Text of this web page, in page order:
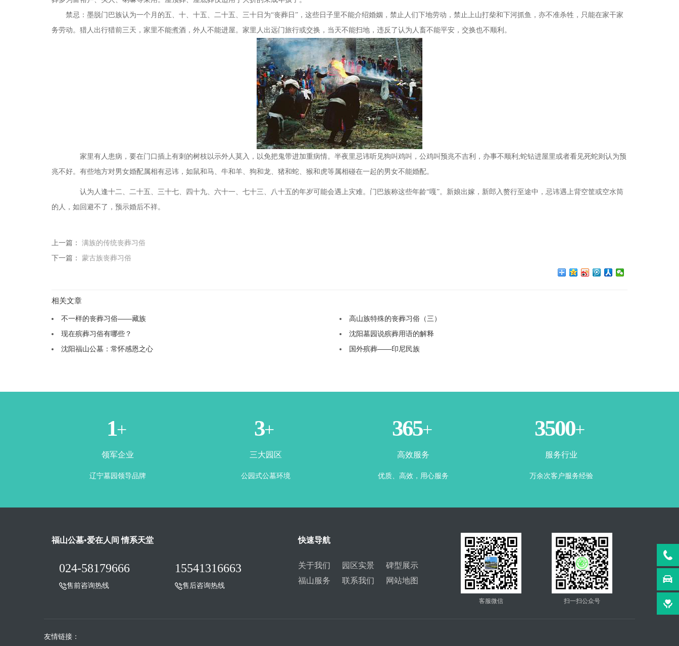
禁忌：墨脱门巴族认为一个月的五、十、十五、二十五、三十日为“丧葬日”，这些日子里不能介绍婚姻，禁止人们下地劳动，禁止上山打柴和下河抓鱼，亦不准杀牲，只能在家干家
务劳动。猎人出行猎前三天，家里不能煮酒，外人不能进屋。家里人出远门旅行或交换，当天不能扫地，违反了认为人畜不能平安，交换也不顺利。
家里有人患病，要在门口插上有刺的树枝以示外人莫入，以免把鬼带进加重病情。半夜里忌讳听见狗叫鸡叫，公鸡叫预兆不吉利，办事不顺利;蛇钻进屋里或者看见死蛇则认为预
兆不好。有些地方对男女婚配属相有忌讳，如鼠和马、牛和羊、狗和龙、猪和蛇、猴和虎等属相碰在一起的男女不能婚配。
认为人逢十二、二十五、三十七、四十九、六十一、七十三、八十五的年岁可能会遇上灾难。门巴族称这些年龄“嘎”。新娘出嫁，新郎入赘行至途中，忌讳遇上背空筐或空水筒
的人，如回避不了，预示婚后不祥。
上一篇： 满族的传统丧葬习俗
下一篇： 蒙古族丧葬习俗
相关文章
不一样的丧葬习俗——藏族
高山族特殊的丧葬习俗（三）
现在殡葬习俗有哪些？
沈阳墓园说殡葬用语的解释
沈阳福山公墓：常怀感恩之心
国外殡葬——印尼民族
1+
领军企业
辽宁墓园领导品牌
3+
三大园区
公园式公墓环境
365+
高效服务
优质、高效，用心服务
3500+
服务行业
万余次客户服务经验
福山公墓•爱在人间 情系天堂
024-58179666
售前咨询热线
15541316663
售后咨询热线
快速导航
关于我们 园区实景
碑型展示
福山服务
联系我们 网站地图
客服微信 扫一扫公众号
友情链接：